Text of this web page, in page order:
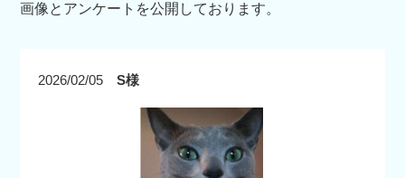
画像とアンケートを公開しております。
2026/02/05 S様